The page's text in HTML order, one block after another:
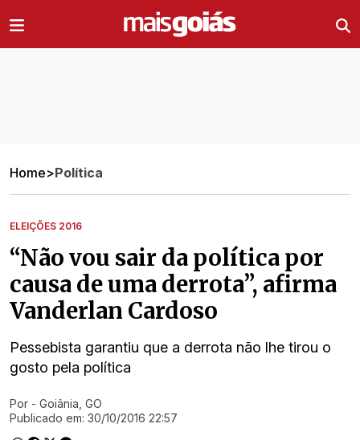
Home>Política
ELEIÇÕES 2016
“Não vou sair da política por
causa de uma derrota”, afirma
Vanderlan Cardoso
Pessebista garantiu que a derrota não lhe tirou o
gosto pela política
Ir direto pra matéria
Por - Goiânia, GO
Publicado em: 30/10/2016 22:57